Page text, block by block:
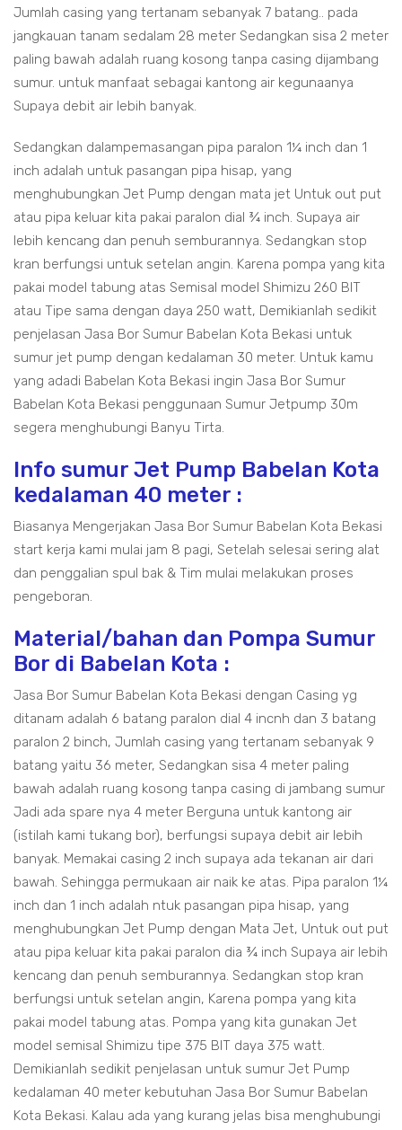
Jumlah casing yang tertanam sebanyak 7 batang.. pada
jangkauan tanam sedalam 28 meter Sedangkan sisa 2 meter
paling bawah adalah ruang kosong tanpa casing dijambang
sumur. untuk manfaat sebagai kantong air kegunaanya
Supaya debit air lebih banyak.
Sedangkan dalampemasangan pipa paralon 1¼ inch dan 1
inch adalah untuk pasangan pipa hisap, yang
menghubungkan Jet Pump dengan mata jet Untuk out put
atau pipa keluar kita pakai paralon dial ¾ inch. Supaya air
lebih kencang dan penuh semburannya. Sedangkan stop
kran berfungsi untuk setelan angin. Karena pompa yang kita
pakai model tabung atas Semisal model Shimizu 260 BIT
atau Tipe sama dengan daya 250 watt, Demikianlah sedikit
penjelasan Jasa Bor Sumur Babelan Kota Bekasi untuk
sumur jet pump dengan kedalaman 30 meter. Untuk kamu
yang adadi Babelan Kota Bekasi ingin Jasa Bor Sumur
Babelan Kota Bekasi penggunaan Sumur Jetpump 30m
segera menghubungi Banyu Tirta.
Info sumur Jet Pump Babelan Kota
kedalaman 40 meter :
Biasanya Mengerjakan Jasa Bor Sumur Babelan Kota Bekasi
start kerja kami mulai jam 8 pagi, Setelah selesai sering alat
dan penggalian spul bak & Tim mulai melakukan proses
pengeboran.
Material/bahan dan Pompa Sumur
Bor di Babelan Kota :
Jasa Bor Sumur Babelan Kota Bekasi dengan Casing yg
ditanam adalah 6 batang paralon dial 4 incnh dan 3 batang
paralon 2 binch, Jumlah casing yang tertanam sebanyak 9
batang yaitu 36 meter, Sedangkan sisa 4 meter paling
bawah adalah ruang kosong tanpa casing di jambang sumur
Jadi ada spare nya 4 meter Berguna untuk kantong air
(istilah kami tukang bor), berfungsi supaya debit air lebih
banyak. Memakai casing 2 inch supaya ada tekanan air dari
bawah. Sehingga permukaan air naik ke atas. Pipa paralon 1¼
inch dan 1 inch adalah ntuk pasangan pipa hisap, yang
menghubungkan Jet Pump dengan Mata Jet, Untuk out put
atau pipa keluar kita pakai paralon dia ¾ inch Supaya air lebih
kencang dan penuh semburannya. Sedangkan stop kran
berfungsi untuk setelan angin, Karena pompa yang kita
pakai model tabung atas. Pompa yang kita gunakan Jet
model semisal Shimizu tipe 375 BIT daya 375 watt.
Demikianlah sedikit penjelasan untuk sumur Jet Pump
kedalaman 40 meter kebutuhan Jasa Bor Sumur Babelan
Kota Bekasi. Kalau ada yang kurang jelas bisa menghubungi